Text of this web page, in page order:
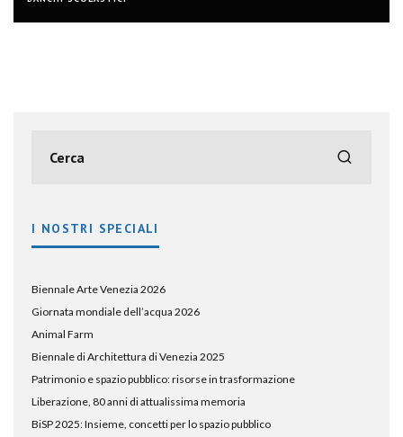
I NOSTRI SPECIALI
Biennale Arte Venezia 2026
Giornata mondiale dell’acqua 2026
Animal Farm
Biennale di Architettura di Venezia 2025
Patrimonio e spazio pubblico: risorse in trasformazione
Liberazione, 80 anni di attualissima memoria
BiSP 2025: Insieme, concetti per lo spazio pubblico